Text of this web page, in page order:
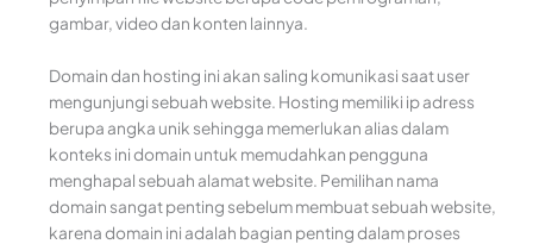
gambar, video dan konten lainnya.
Domain dan hosting ini akan saling komunikasi saat user
mengunjungi sebuah website. Hosting memiliki ip adress
berupa angka unik sehingga memerlukan alias dalam
konteks ini domain untuk memudahkan pengguna
menghapal sebuah alamat website. Pemilihan nama
domain sangat penting sebelum membuat sebuah website,
karena domain ini adalah bagian penting dalam proses